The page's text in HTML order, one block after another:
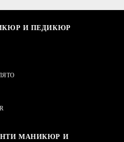
И ПЕДИКЮР
МАНИКЮР И